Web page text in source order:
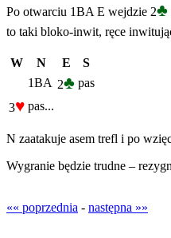
Po otwarciu 1BA E wejdzie 2♣
to taki bloko-inwit, ręce
W N E
S
1BA 2♣ pas
3♥ pas...
N zaatakuje asem trefl i po
Wygranie będzie trudne –
«« poprzednia - następna »»